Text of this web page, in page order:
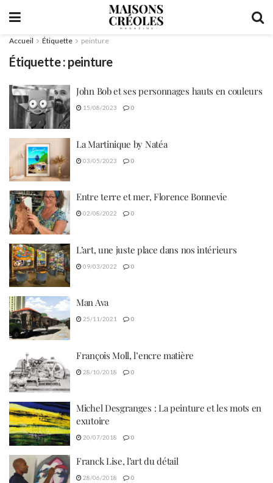
Accueil Étiquette peinture
Étiquette : peinture
John Bob et ses personnages hauts en couleurs
15/08/2023 0
La Martinique by Natéa
03/05/2023 0
Entre terre et mer, Florence Bonnevie
02/08/2022 0
L’art, une juste place dans nos intérieurs
09/03/2022 0
Man Ava
25/11/2021 0
François Moll, l’encre matière
28/10/2018 0
Michel Desgranges : La peinture et les mots en
exutoire
20/07/2018 0
Franck Lise, l’art du détail
28/06/2018 0